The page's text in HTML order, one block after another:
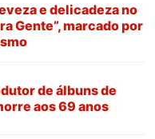
e delicadeza no
Gente”, marcado por
de álbuns de
aos 69 anos